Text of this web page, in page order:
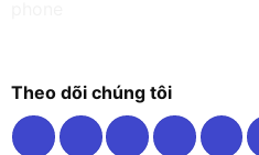
Theo dõi chúng tôi